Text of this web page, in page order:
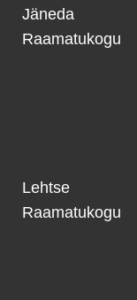
Jäneda
Raamatukogu
Lehtse
Raamatukogu